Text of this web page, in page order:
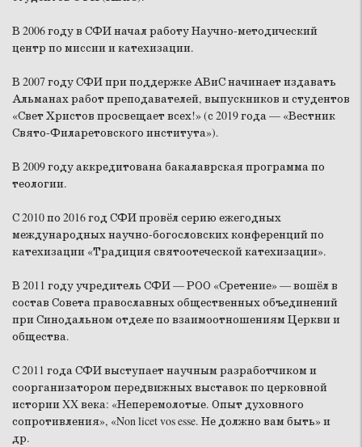
В 2006 году в СФИ начал работу Научно-методический
центр по миссии и катехизации.
В 2007 году СФИ при поддержке АВиС начинает издавать
Альманах работ преподавателей, выпускников и студентов
«Свет Христов просвещает всех!» (с 2019 года — «Вестник
Свято-Филаретовского института»).
В 2009 году аккредитована бакалаврская программа по
теологии.
С 2010 по 2016 год СФИ провёл серию ежегодных
международных научно-богословских конференций по
катехизации «Традиция святоотеческой катехизации».
В 2011 году учредитель СФИ — РОО «Сретение» — вошёл в
состав Совета православных общественных объединений
при Синодальном отделе по взаимоотношениям Церкви и
общества.
С 2011 года СФИ выступает научным разработчиком и
соорганизатором передвижных выставок по церковной
истории XX века: «Неперемолотые. Опыт духовного
сопротивления», «Non licet vos esse. Не должно вам быть» и
др.